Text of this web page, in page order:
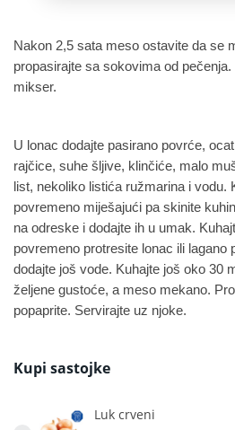
Nakon 2,5 sata meso ostavite da se
propasirajte sa sokovima od
mikser.
U lonac dodajte pasirano povrće,
rajčice, suhe šljive, klinčiće, malo
list, nekoliko listića ružmarina i vodu.
povremeno miješajući pa skinite
na odreske i dodajte ih u umak.
povremeno protresite lonac ili lagano
dodajte još vode. Kuhajte još oko 30
željene gustoće, a meso mekano.
popaprite. Servirajte uz njoke.
Kupi sastojke
Luk crveni